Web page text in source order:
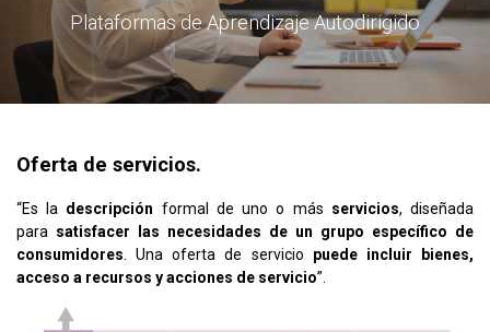
Plataformas de Aprendizaje Autodirigido
Oferta de servicios.
“Es la descripción formal de uno o más servicios, diseñada
para satisfacer las necesidades de un grupo específico de
consumidores . Una oferta de servicio puede incluir bienes,
acceso a recursos y acciones de servicio”.